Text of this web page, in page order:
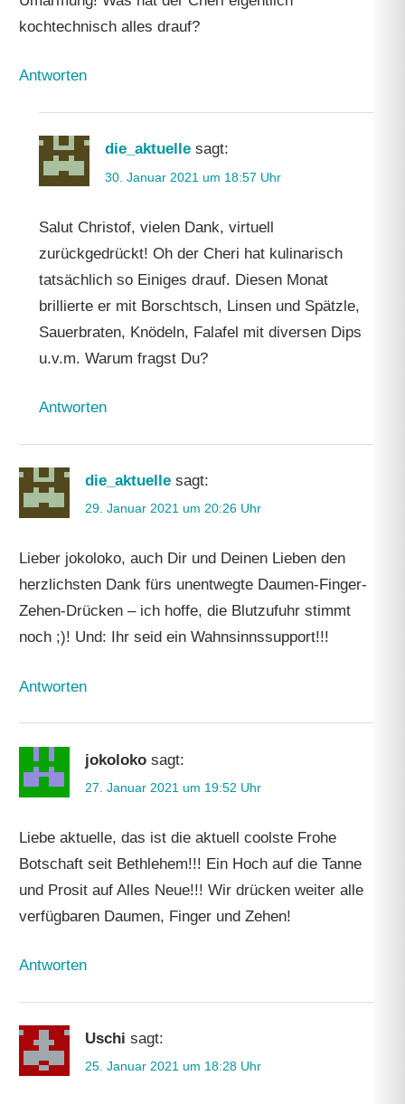
kochtechnisch alles drauf?
Antworten
die_aktuelle sagt:
30. Januar 2021 um 18:57 Uhr
Salut Christof, vielen Dank, virtuell
zurückgedrückt! Oh der Cheri hat kulinarisch
tatsächlich so Einiges drauf. Diesen Monat
brillierte er mit Borschtsch, Linsen und Spätzle,
Sauerbraten, Knödeln, Falafel mit diversen Dips
u.v.m. Warum fragst Du?
Antworten
die_aktuelle sagt:
29. Januar 2021 um 20:26 Uhr
Lieber jokoloko, auch Dir und Deinen Lieben den
herzlichsten Dank fürs unentwegte Daumen-Finger-
Zehen-Drücken – ich hoffe, die Blutzufuhr stimmt
noch ;)! Und: Ihr seid ein Wahnsinnssupport!!!
Antworten
jokoloko sagt:
27. Januar 2021 um 19:52 Uhr
Liebe aktuelle, das ist die aktuell coolste Frohe
Botschaft seit Bethlehem!!! Ein Hoch auf die Tanne
und Prosit auf Alles Neue!!! Wir drücken weiter alle
verfügbaren Daumen, Finger und Zehen!
Antworten
Uschi sagt:
25. Januar 2021 um 18:28 Uhr